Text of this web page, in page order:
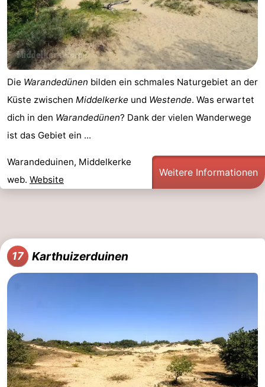
Die Warandedünen bilden ein schmales Naturgebiet an der
Küste zwischen Middelkerke und Westende. Was erwartet
dich in den Warandedünen? Dank der vielen Wanderwege
ist das Gebiet ein ...
Warandeduinen, Middelkerke
web. Website
Weitere Informationen
17 Karthuizerduinen